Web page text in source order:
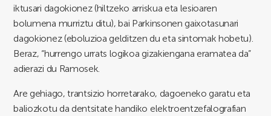
iktusari dagokionez (hiltzeko arriskua eta lesioaren
bolumena murriztu ditu), bai Parkinsonen gaixotasunari
dagokionez (eboluzioa gelditzen du eta sintomak hobetu).
Beraz, “hurrengo urrats logikoa gizakiengana eramatea da”
adierazi du Ramosek.
Are gehiago, trantsizio horretarako, dagoeneko garatu eta
baliozkotu da dentsitate handiko elektroentzefalografian